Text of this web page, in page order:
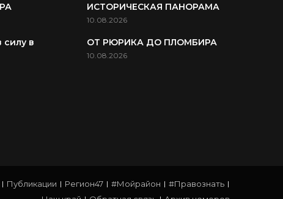
силу в
ИСТОРИЧЕСКАЯ ПАНОРАМА
10.08.2026
ОТ РЮРИКА ДО ПЛОМБИРА
10.08.2026
Публикации Регион47 #Мойрайон
#Правознать